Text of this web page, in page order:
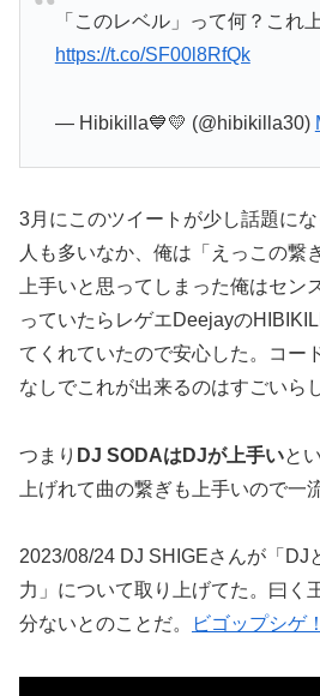
「このレベル」って何？これ
https://t.co/SF00l8RfQk
— Hibikilla💙💛 (@hibikilla30)
3月にこのツイートが少し話題に
人も多いなか、俺は「えっこの繋
上手いと思ってしまった俺はセン
っていたらレゲエDeejayの
てくれていたので安心した。コー
なしでこれが出来るのはすごいら
つまり DJ SODAはDJが上手いと
上げれて曲の繋ぎも上手いので一
2023/08/24 DJ SHIGEさんが「DJ
力」について取り上げてた。曰く
分ないとのことだ。
ビゴップシゲ！